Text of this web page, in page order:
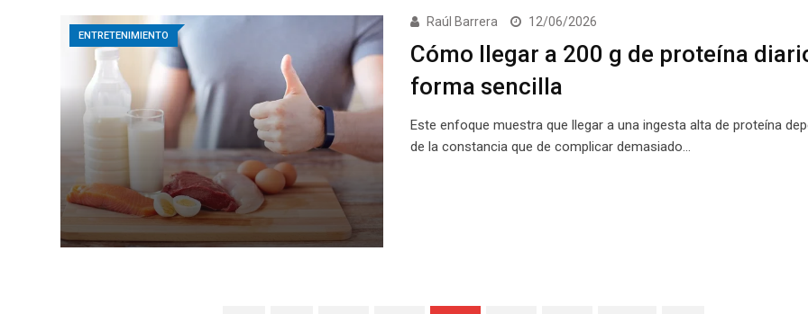
ENTRETENIMIENTO
Raúl Barrera 12/06/2026
Cómo llegar a 200 g de proteína
forma sencilla
Este enfoque muestra que llegar a una ingesta alta de proteína
de la constancia que de complicar demasiado…